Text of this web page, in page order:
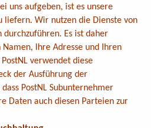
uns aufgeben, ist es unsere
liefern. Wir nutzen die Dienste von
durchzuführen. Es ist daher
Ihre Adresse und Ihren
verwendet diese
der Ausführung der
PostNL Subunternehmer
Daten auch diesen Parteien zur